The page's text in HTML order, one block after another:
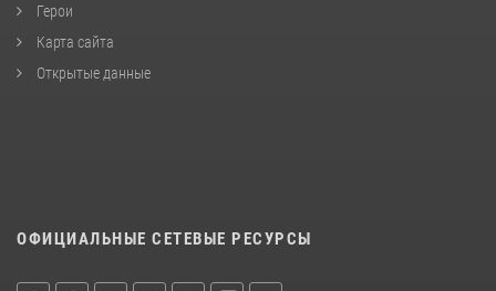
Герои
Карта сайта
Открытые данные
ОФИЦИАЛЬНЫЕ СЕТЕВЫЕ РЕСУРСЫ